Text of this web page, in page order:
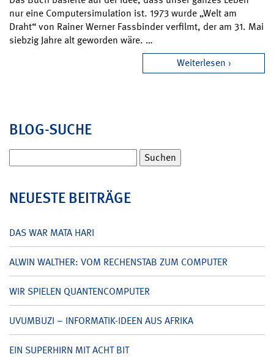
nur eine Computersimulation ist. 1973 wurde „Welt am
Draht“ von Rainer Werner Fassbinder verfilmt, der am 31. Mai
siebzig Jahre alt geworden wäre. …
Weiterlesen
BLOG-SUCHE
nach:
NEUESTE BEITRÄGE
DAS WAR MATA HARI
ALWIN WALTHER: VOM RECHENSTAB ZUM COMPUTER
WIR SPIELEN QUANTENCOMPUTER
UVUMBUZI – INFORMATIK-IDEEN AUS AFRIKA
EIN SUPERHIRN MIT ACHT BIT